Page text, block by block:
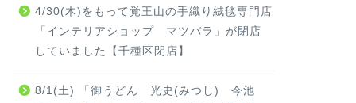
4/30(木)をもって覚王山の手織り絨毯専門店
「インテリアショップ マツバラ」が閉店
していました【千種区閉店】
8/1(土) 「御うどん 光史(みつし) 今池